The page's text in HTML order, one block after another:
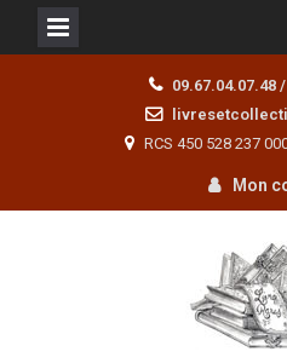
09.67.04.07.48
RCS 450 528 237
Mon